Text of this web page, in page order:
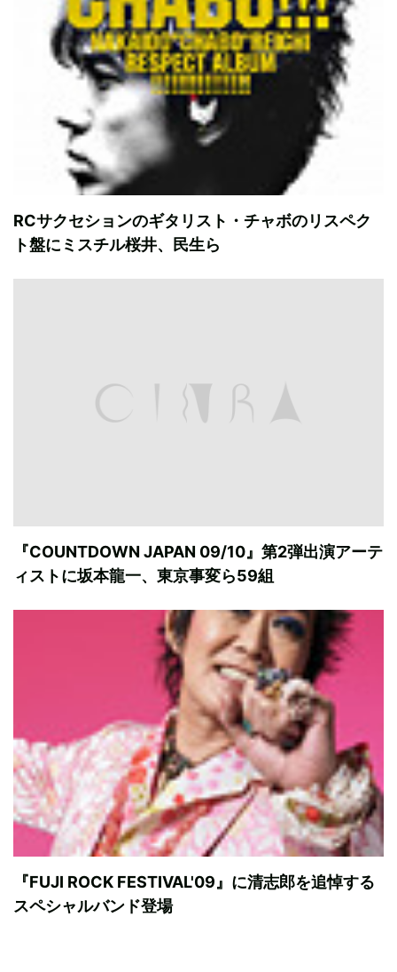
RCサクセションのギタリスト・チャボのリスペク
ト盤にミスチル桜井、民生ら
『COUNTDOWN JAPAN 09/10』第2弾出演アーテ
ィストに坂本龍一、東京事変ら59組
『FUJI ROCK FESTIVAL'09』に清志郎を追悼する
スペシャルバンド登場